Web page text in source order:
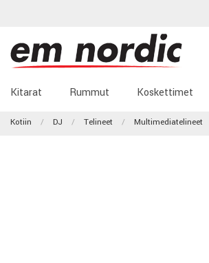
Kitarat Rummut Koskettimet
Kotiin DJ Telineet Multimediatelineet